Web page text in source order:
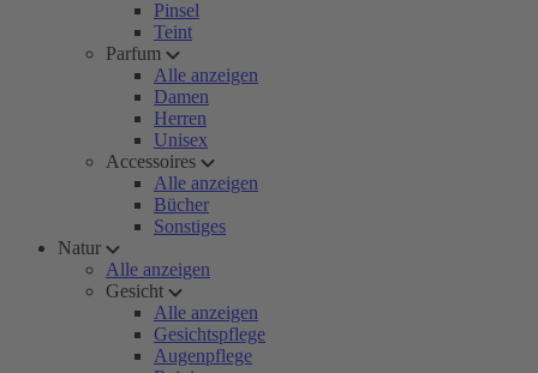
Pinsel
Teint
Parfum
Alle anzeigen
Damen
Herren
Unisex
Accessoires
Alle anzeigen
Bücher
Sonstiges
Natur
Alle anzeigen
Gesicht
Alle anzeigen
Gesichtspflege
Augenpflege